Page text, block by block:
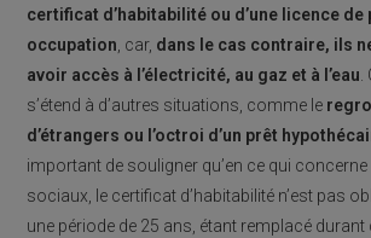
certificat d’habitabilité ou d’une licence de
occupation, car, dans le cas contraire, ils
avoir accès à l’électricité, au gaz et à l’eau.
s’étend à d’autres situations, comme le
d’étrangers ou l’octroi d’un prêt
important de souligner qu’en ce qui
sociaux, le certificat d’habitabilité n’est pas
une période de 25 ans, étant remplacé durant